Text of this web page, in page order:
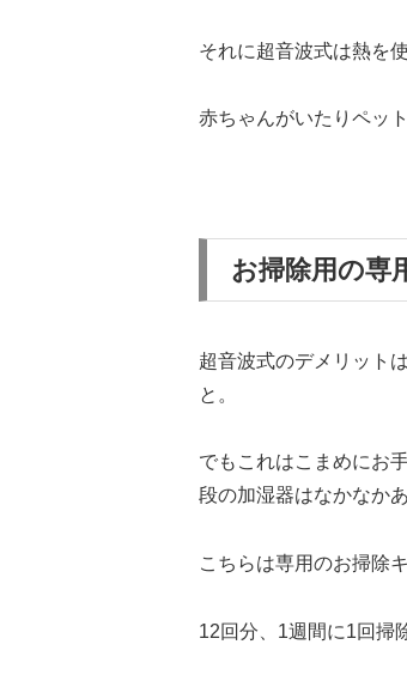
それに超音波式は熱を
赤ちゃんがいたりペッ
お掃除用の専
超音波式のデメリット
と。
でもこれはこまめにお
段の加湿器はなかなか
こちらは専用のお掃除
12回分、1週間に1回掃